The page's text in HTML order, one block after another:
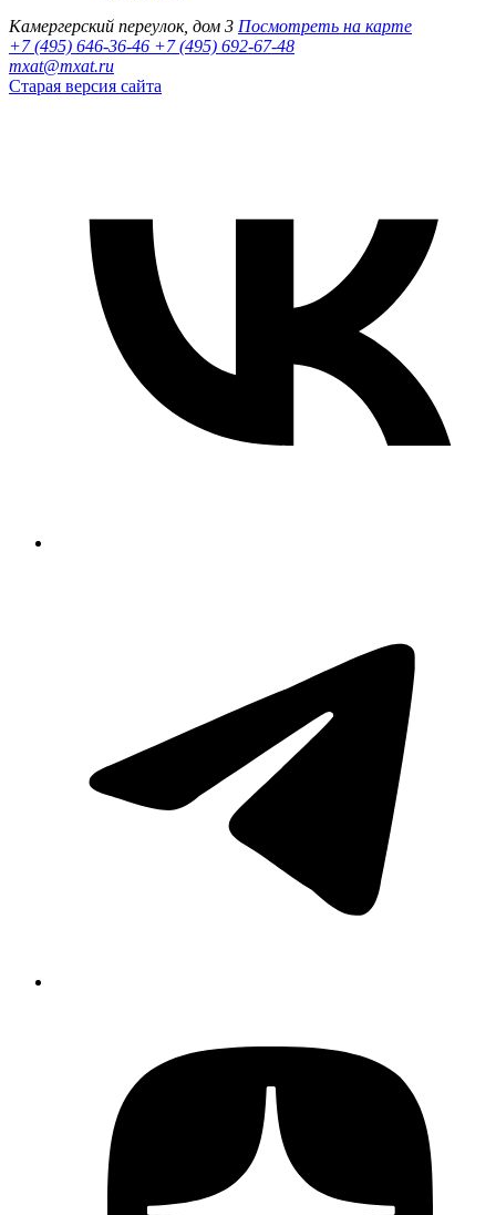
Камергерский переулок, дом 3 Посмотреть на карте
+7 (495) 646-36-46 +7 (495) 692-67-48‬
mxat@mxat.ru
Старая версия сайта